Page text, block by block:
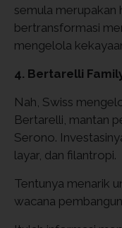
semula merupakan
bertransformasi
mengelola
4. Bertarelli
Nah, Swiss
Bertarelli, mantan
Serono.
layar, dan filantropi.
Tentunya menarik
wacana